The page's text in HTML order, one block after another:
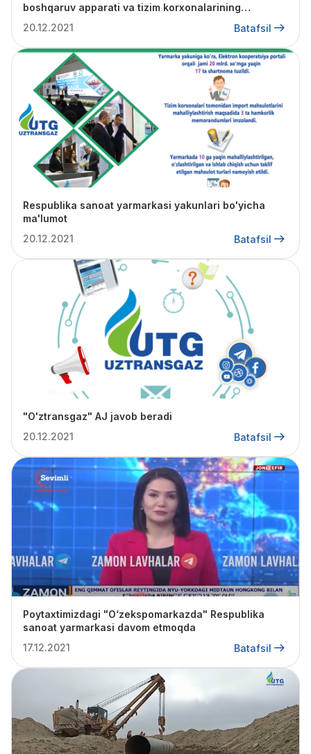
boshqaruv apparati va tizim korxonalarining
20.12.2021 Batafsil
Respublika sanoat yarmarkasi yakunlari bo'yicha
ma'lumot
20.12.2021
Batafsil
"O'ztransgaz" AJ javob beradi
20.12.2021
Batafsil
Poytaxtimizdagi "O‘zekspomarkazda" Respublika
sanoat yarmarkasi davom etmoqda
17.12.2021
Batafsil